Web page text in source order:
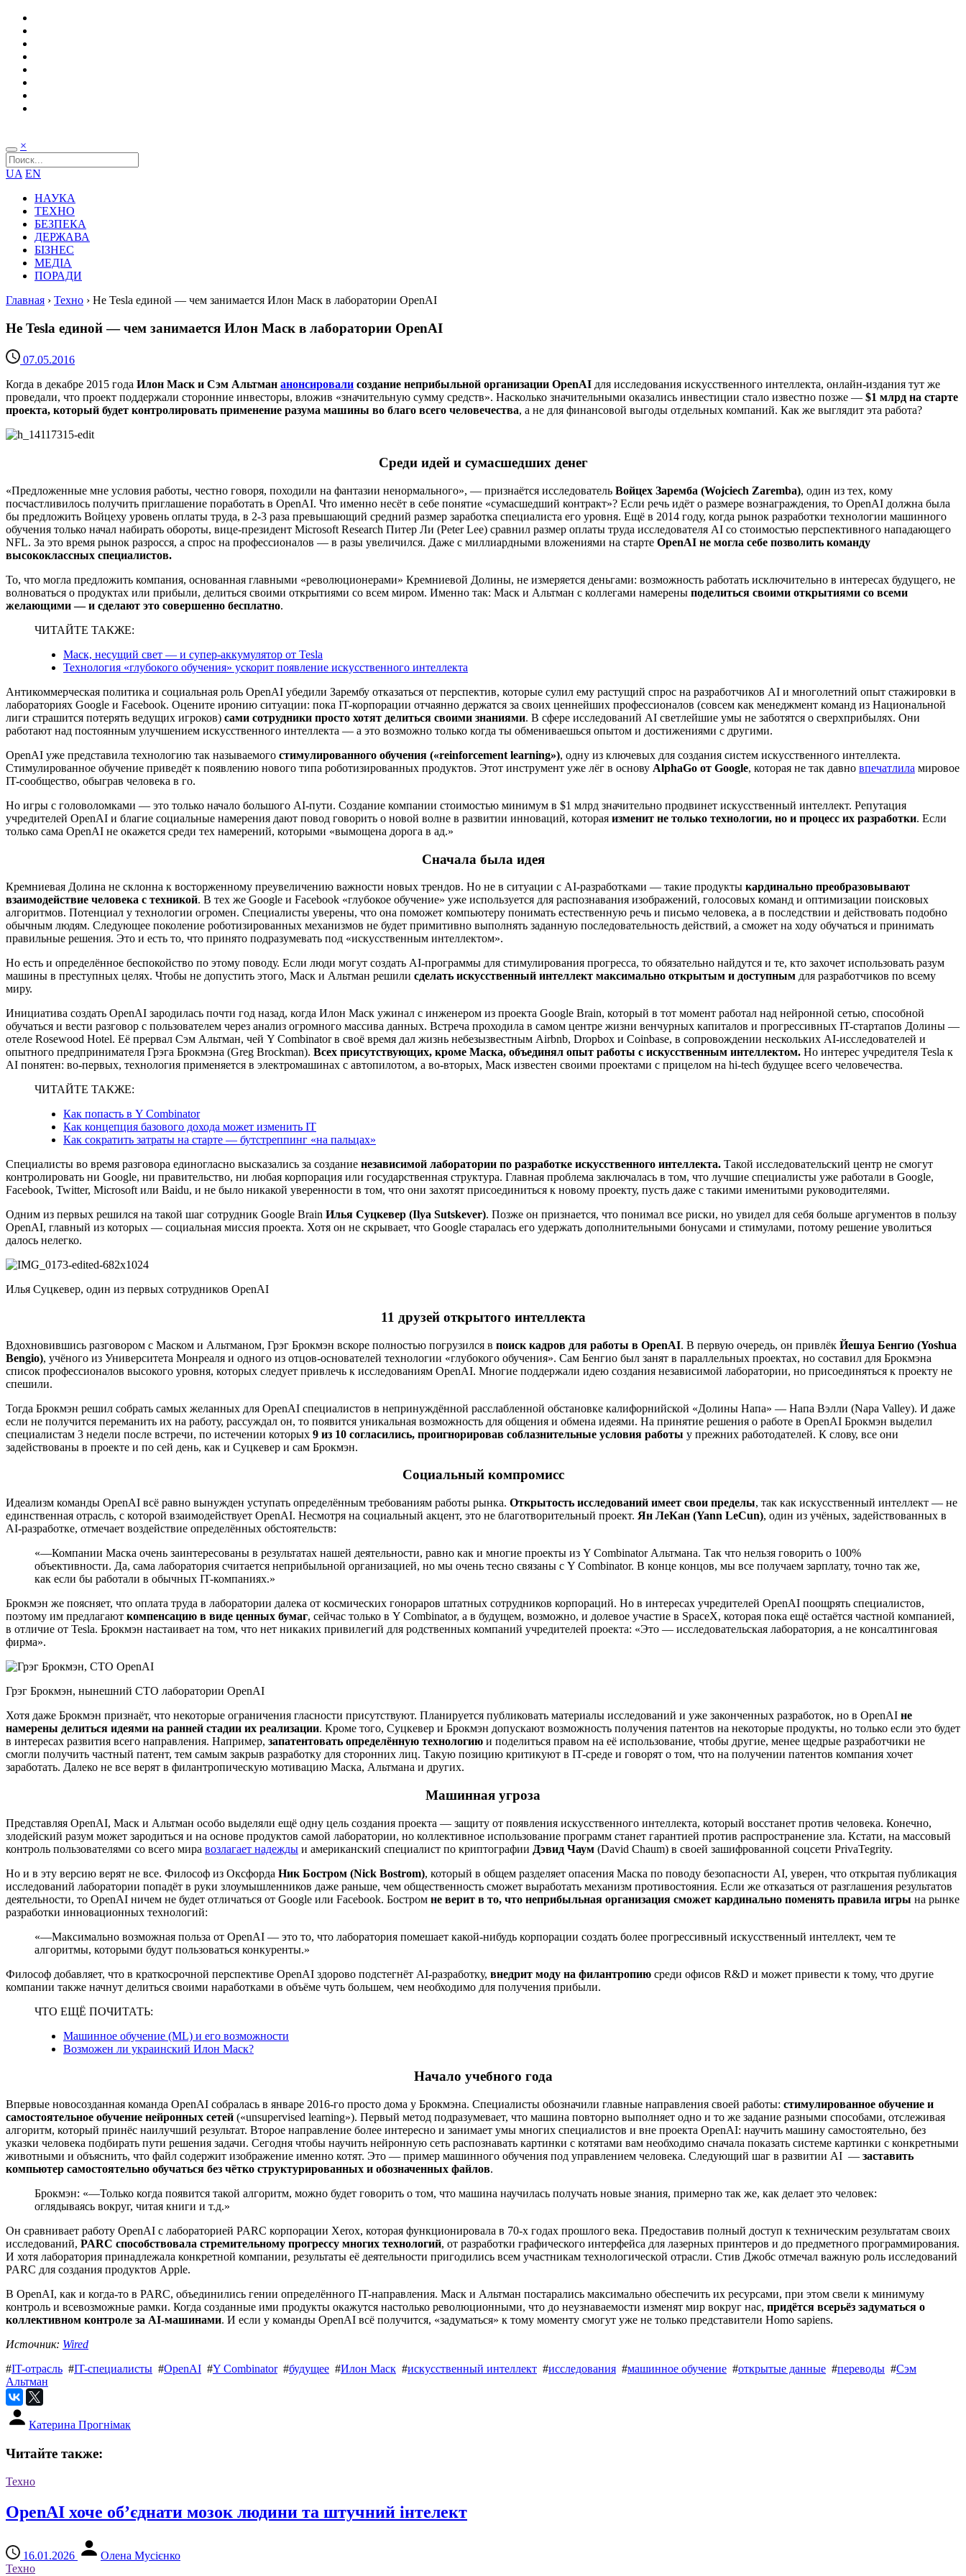
×
UA EN
НАУКА
ТЕХНО
БЕЗПЕКА
ДЕРЖАВА
БІЗНЕС
МЕДІА
ПОРАДИ
Главная › Техно › Не Tesla единой — чем занимается Илон Маск в лаборатории OpenAI
Не Tesla единой — чем занимается Илон Маск в лаборатории OpenAI
07.05.2016
Когда в декабре 2015 года Илон Маск и Сэм Альтман анонсировали создание неприбыльной организации OpenAI для исследования искусственного интеллекта, онлайн-издания тут же
проведали, что проект поддержали сторонние инвесторы, вложив «значительную сумму средств». Насколько значительными оказались инвестиции стало известно позже — $1 млрд на старте
проекта, который будет контролировать применение разума машины во благо всего человечества, а не для финансовой выгоды отдельных компаний. Как же выглядит эта работа?
Среди идей и сумасшедших денег
«Предложенные мне условия работы, честно говоря, походили на фантазии ненормального», — признаётся исследователь Войцех Заремба (Wojciech Zaremba), один из тех, кому
посчастливилось получить приглашение поработать в OpenAI. Что именно несёт в себе понятие «сумасшедший контракт»? Если речь идёт о размере вознаграждения, то OpenAI должна была
бы предложить Войцеху уровень оплаты труда, в 2-3 раза превышающий средний размер заработка специалиста его уровня. Ещё в 2014 году, когда рынок разработки технологии машинного
обучения только начал набирать обороты, вице-президент Microsoft Research Питер Ли (Peter Lee) сравнил размер оплаты труда исследователя AI со стоимостью перспективного нападающего
NFL. За это время рынок разросся, а спрос на профессионалов — в разы увеличился. Даже с миллиардными вложениями на старте OpenAI не могла себе позволить команду
высококлассных специалистов.
То, что могла предложить компания, основанная главными «революционерами» Кремниевой Долины, не измеряется деньгами: возможность работать исключительно в интересах будущего, не
волноваться о продуктах или прибыли, делиться своими открытиями со всем миром. Именно так: Маск и Альтман с коллегами намерены поделиться своими открытиями со всеми
желающими — и сделают это совершенно бесплатно.
ЧИТАЙТЕ ТАКЖЕ:
Маск, несущий свет — и супер-аккумулятор от Tesla
Технология «глубокого обучения» ускорит появление искусственного интеллекта
Антикоммерческая политика и социальная роль OpenAI убедили Зарембу отказаться от перспектив, которые сулил ему растущий спрос на разработчиков AI и многолетний опыт стажировки в
лабораториях Google и Facebook. Оцените иронию ситуации: пока IT-корпорации отчаянно держатся за своих ценнейших профессионалов (совсем как менеджмент команд из Национальной
лиги страшится потерять ведущих игроков) сами сотрудники просто хотят делиться своими знаниями. В сфере исследований AI светлейшие умы не заботятся о сверхприбылях. Они
работают над постоянным улучшением искусственного интеллекта — а это возможно только когда ты обмениваешься опытом и достижениями с другими.
OpenAI уже представила технологию так называемого стимулированного обучения («reinforcement learning»), одну из ключевых для создания систем искусственного интеллекта.
Стимулированное обучение приведёт к появлению нового типа роботизированных продуктов. Этот инструмент уже лёг в основу AlphaGo от Google, которая не так давно впечатлила мировое
IT-сообщество, обыграв человека в го.
Но игры с головоломками — это только начало большого AI-пути. Создание компании стоимостью минимум в $1 млрд значительно продвинет искусственный интеллект. Репутация
учредителей OpenAI и благие социальные намерения дают повод говорить о новой волне в развитии инноваций, которая изменит не только технологии, но и процесс их разработки. Если
только сама OpenAI не окажется среди тех намерений, которыми «вымощена дорога в ад.»
Сначала была идея
Кремниевая Долина не склонна к восторженному преувеличению важности новых трендов. Но не в ситуации с AI-разработками — такие продукты кардинально преобразовывают
взаимодействие человека с техникой. В тех же Google и Facebook «глубокое обучение» уже используется для распознавания изображений, голосовых команд и оптимизации поисковых
алгоритмов. Потенциал у технологии огромен. Специалисты уверены, что она поможет компьютеру понимать естественную речь и письмо человека, а в последствии и действовать подобно
обычным людям. Следующее поколение роботизированных механизмов не будет примитивно выполнять заданную последовательность действий, а сможет на ходу обучаться и принимать
правильные решения. Это и есть то, что принято подразумевать под «искусственным интеллектом».
Но есть и определённое беспокойство по этому поводу. Если люди могут создать AI-программы для стимулирования прогресса, то обязательно найдутся и те, кто захочет использовать разум
машины в преступных целях. Чтобы не допустить этого, Маск и Альтман решили сделать искусственный интеллект максимально открытым и доступным для разработчиков по всему
миру.
Инициатива создать OpenAI зародилась почти год назад, когда Илон Маск ужинал с инженером из проекта Google Brain, который в тот момент работал над нейронной сетью, способной
обучаться и вести разговор с пользователем через анализ огромного массива данных. Встреча проходила в самом центре жизни венчурных капиталов и прогрессивных IT-стартапов Долины —
отеле Rosewood Hotel. Её прервал Сэм Альтман, чей Y Combinator в своё время дал жизнь небезызвестным Airbnb, Dropbox и Coinbase, в сопровождении нескольких AI-исследователей и
опытного предпринимателя Грэга Брокмэна (Greg Brockman). Всех присутствующих, кроме Маска, объединял опыт работы с искусственным интеллектом. Но интерес учредителя Tesla к
AI понятен: во-первых, технология применяется в электромашинах с автопилотом, а во-вторых, Маск известен своими проектами с прицелом на hi-tech будущее всего человечества.
ЧИТАЙТЕ ТАКЖЕ:
Как попасть в Y Combinator
Как концепция базового дохода может изменить IT
Как сократить затраты на старте — бутстреппинг «на пальцах»
Специалисты во время разговора единогласно высказались за создание независимой лаборатории по разработке искусственного интеллекта. Такой исследовательский центр не смогут
контролировать ни Google, ни правительство, ни любая корпорация или государственная структура. Главная проблема заключалась в том, что лучшие специалисты уже работали в Google,
Facebook, Twitter, Microsoft или Baidu, и не было никакой уверенности в том, что они захотят присоединиться к новому проекту, пусть даже с такими именитыми руководителями.
Одним из первых решился на такой шаг сотрудник Google Brain Илья Суцкевер (Ilya Sutskever). Позже он признается, что понимал все риски, но увидел для себя больше аргументов в пользу
OpenAI, главный из которых — социальная миссия проекта. Хотя он не скрывает, что Google старалась его удержать дополнительными бонусами и стимулами, потому решение уволиться
далось нелегко.
Илья Суцкевер, один из первых сотрудников OpenAI
11 друзей открытого интеллекта
Вдохновившись разговором с Маском и Альтманом, Грэг Брокмэн вскоре полностью погрузился в поиск кадров для работы в OpenAI. В первую очередь, он привлёк Йешуа Бенгио (Yoshua
Bengio), учёного из Университета Монреаля и одного из отцов-основателей технологии «глубокого обучения». Сам Бенгио был занят в параллельных проектах, но составил для Брокмэна
список профессионалов высокого уровня, которых следует привлечь к исследованиям OpenAI. Многие поддержали идею создания независимой лаборатории, но присоединяться к проекту не
спешили.
Тогда Брокмэн решил собрать самых желанных для OpenAI специалистов в непринуждённой расслабленной обстановке калифорнийской «Долины Напа» — Напа Вэлли (Napa Valley). И даже
если не получится переманить их на работу, рассуждал он, то появится уникальная возможность для общения и обмена идеями. На принятие решения о работе в OpenAI Брокмэн выделил
специалистам 3 недели после встречи, по истечении которых 9 из 10 согласились, проигнорировав соблазнительные условия работы у прежних работодателей. К слову, все они
задействованы в проекте и по сей день, как и Суцкевер и сам Брокмэн.
Социальный компромисс
Идеализм команды OpenAI всё равно вынужден уступать определённым требованиям работы рынка. Открытость исследований имеет свои пределы, так как искусственный интеллект — не
единственная отрасль, с которой взаимодействует OpenAI. Несмотря на социальный акцент, это не благотворительный проект. Ян ЛеКан (Yann LeCun), один из учёных, задействованных в
AI-разработке, отмечает воздействие определённых обстоятельств:
«—Компании Маска очень заинтересованы в результатах нашей деятельности, равно как и многие проекты из Y Combinator Альтмана. Так что нельзя говорить о 100%
объективности. Да, сама лаборатория считается неприбыльной организацией, но мы очень тесно связаны с Y Combinator. В конце концов, мы все получаем зарплату, точно так же,
как если бы работали в обычных IT-компаниях.»
Брокмэн же поясняет, что оплата труда в лаборатории далека от космических гонораров штатных сотрудников корпораций. Но в интересах учредителей OpenAI поощрять специалистов,
поэтому им предлагают компенсацию в виде ценных бумаг, сейчас только в Y Combinator, а в будущем, возможно, и долевое участие в SpaceX, которая пока ещё остаётся частной компанией,
в отличие от Tesla. Брокмэн настаивает на том, что нет никаких привилегий для родственных компаний учредителей проекта: «Это — исследовательская лаборатория, а не консалтинговая
фирма».
Грэг Брокмэн, нынешний CTO лаборатории OpenAI
Хотя даже Брокмэн признаёт, что некоторые ограничения гласности присутствуют. Планируется публиковать материалы исследований и уже законченных разработок, но в OpenAI не
намерены делиться идеями на ранней стадии их реализации. Кроме того, Суцкевер и Брокмэн допускают возможность получения патентов на некоторые продукты, но только если это будет
в интересах развития всего направления. Например, запатентовать определённую технологию и поделиться правом на её использование, чтобы другие, менее щедрые разработчики не
смогли получить частный патент, тем самым закрыв разработку для сторонних лиц. Такую позицию критикуют в IT-среде и говорят о том, что на получении патентов компания хочет
заработать. Далеко не все верят в филантропическую мотивацию Маска, Альтмана и других.
Машинная угроза
Представляя OpenAI, Маск и Альтман особо выделяли ещё одну цель создания проекта — защиту от появления искусственного интеллекта, который восстанет против человека. Конечно,
злодейский разум может зародиться и на основе продуктов самой лаборатории, но коллективное использование программ станет гарантией против распространение зла. Кстати, на массовый
контроль пользователями со всего мира возлагает надежды и американский специалист по криптографии Дэвид Чаум (David Chaum) в своей зашифрованной соцсети PrivaTegrity.
Но и в эту версию верят не все. Философ из Оксфорда Ник Бостром (Nick Bostrom), который в общем разделяет опасения Маска по поводу безопасности AI, уверен, что открытая публикация
исследований лаборатории попадёт в руки злоумышленников даже раньше, чем общественность сможет выработать механизм противостояния. Если же отказаться от разглашения результатов
деятельности, то OpenAI ничем не будет отличаться от Google или Facebook. Бостром не верит в то, что неприбыльная организация сможет кардинально поменять правила игры на рынке
разработки инновационных технологий:
«—Максимально возможная польза от OpenAI — это то, что лаборатория помешает какой-нибудь корпорации создать более прогрессивный искусственный интеллект, чем те
алгоритмы, которыми будут пользоваться конкуренты.»
Философ добавляет, что в краткосрочной перспективе OpenAI здорово подстегнёт AI-разработку, внедрит моду на филантропию среди офисов R&D и может привести к тому, что другие
компании также начнут делиться своими наработками в объёме чуть большем, чем необходимо для получения прибыли.
ЧТО ЕЩЁ ПОЧИТАТЬ:
Машинное обучение (ML) и его возможности
Возможен ли украинский Илон Маск?
Начало учебного года
Впервые новосозданная команда OpenAI собралась в январе 2016-го просто дома у Брокмэна. Специалисты обозначили главные направления своей работы: стимулированное обучение и
самостоятельное обучение нейронных сетей («unsupervised learning»). Первый метод подразумевает, что машина повторно выполняет одно и то же задание разными способами, отслеживая
алгоритм, который принёс наилучший результат. Второе направление более интересно и занимает умы многих специалистов и вне проекта OpenAI: научить машину самостоятельно, без
указки человека подбирать пути решения задачи. Сегодня чтобы научить нейронную сеть распознавать картинки с котятами вам необходимо сначала показать системе картинки с конкретными
животными и объяснить, что файл содержит изображение именно котят. Это — пример машинного обучения под управлением человека. Следующий шаг в развитии AI — заставить
компьютер самостоятельно обучаться без чётко структурированных и обозначенных файлов.
Брокмэн: «—Только когда появится такой алгоритм, можно будет говорить о том, что машина научилась получать новые знания, примерно так же, как делает это человек:
оглядываясь вокруг, читая книги и т.д.»
Он сравнивает работу OpenAI с лабораторией PARC корпорации Xerox, которая функционировала в 70-х годах прошлого века. Предоставив полный доступ к техническим результатам своих
исследований, PARC способствовала стремительному прогрессу многих технологий, от разработки графического интерфейса для лазерных принтеров и до предметного программирования.
И хотя лаборатория принадлежала конкретной компании, результаты её деятельности пригодились всем участникам технологической отрасли. Стив Джобс отмечал важную роль исследований
PARC для создания продуктов Apple.
В OpenAI, как и когда-то в PARC, объединились гении определённого IT-направления. Маск и Альтман постарались максимально обеспечить их ресурсами, при этом свели к минимуму
контроль и всевозможные рамки. Когда созданные ими продукты окажутся настолько революционными, что до неузнаваемости изменят мир вокруг нас, придётся всерьёз задуматься о
коллективном контроле за AI-машинами. И если у команды OpenAI всё получится, «задуматься» к тому моменту смогут уже не только представители Homo sapiens.
Источник: Wired
#IT-отрасль #IT-специалисты #OpenAI #Y Combinator#будущее #Илон Маск #искусственный интеллект #исследования #машинное обучение #открытые данные #переводы #Сэм
Альтман
Катерина Прогнімак
Читайте также:
Техно
OpenAI хоче об’єднати мозок людини та штучний інтелект
16.01.2026
Олена Мусієнко
Техно